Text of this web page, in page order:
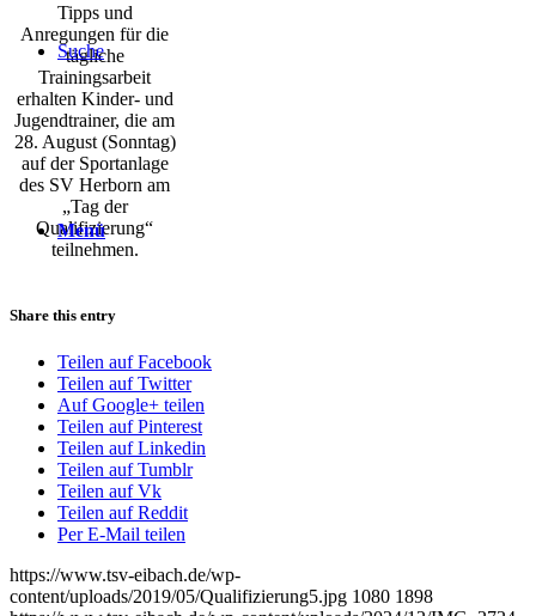
Suche
Menü
Tipps und
Anregungen für die
tägliche
Trainingsarbeit
erhalten Kinder- und
Jugendtrainer, die am
28. August (Sonntag)
auf der Sportanlage
des SV Herborn am
„Tag der
Qualifizierung“
teilnehmen.
Share this entry
Teilen auf Facebook
Teilen auf Twitter
Auf Google+ teilen
Teilen auf Pinterest
Teilen auf Linkedin
Teilen auf Tumblr
Teilen auf Vk
Teilen auf Reddit
Per E-Mail teilen
https://www.tsv-eibach.de/wp-
content/uploads/2019/05/Qualifizierung5.jpg 1080 1898